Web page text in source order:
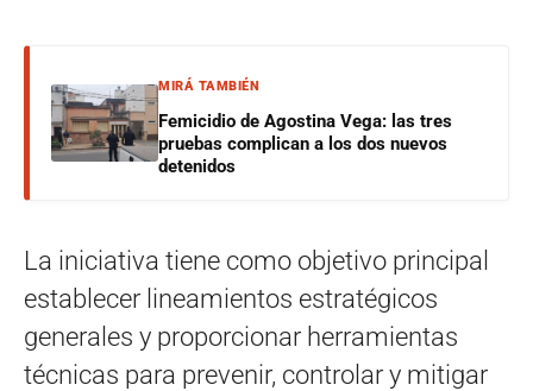
MIRÁ TAMBIÉN
Femicidio de Agostina Vega: las tres
pruebas complican a los dos nuevos
detenidos
La iniciativa tiene como objetivo principal
establecer lineamientos estratégicos
generales y proporcionar herramientas
técnicas para prevenir, controlar y mitigar